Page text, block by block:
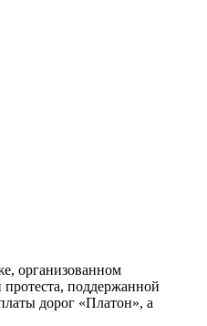
организованном
поддержанной
дорог «Платон», а